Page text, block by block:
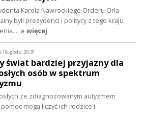
Karola Nawrockiego Orderu Orła
byli prezydenci i politycy z tego kraju
» więcej
18, godz. 20:31
świat bardziej przyjazny dla
osób w spektrum
ze zdiagnozowanym autyzmem
mogą liczyć ich rodzice i